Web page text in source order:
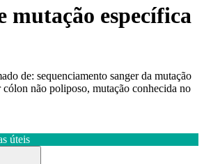
mutação específica
de: sequenciamento sanger da mutação
não poliposo, mutação conhecida no
úteis